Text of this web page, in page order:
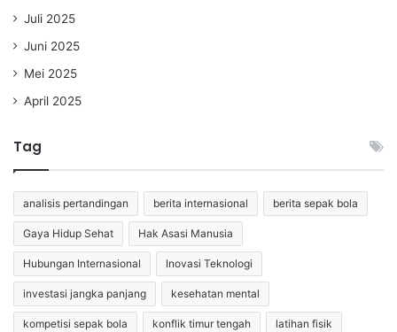
Juli 2025
Juni 2025
Mei 2025
April 2025
Tag
analisis pertandingan berita internasional berita sepak bola
Gaya Hidup Sehat Hak Asasi Manusia
Hubungan Internasional Inovasi Teknologi
investasi jangka panjang kesehatan mental
kompetisi sepak bola konflik timur tengah latihan fisik